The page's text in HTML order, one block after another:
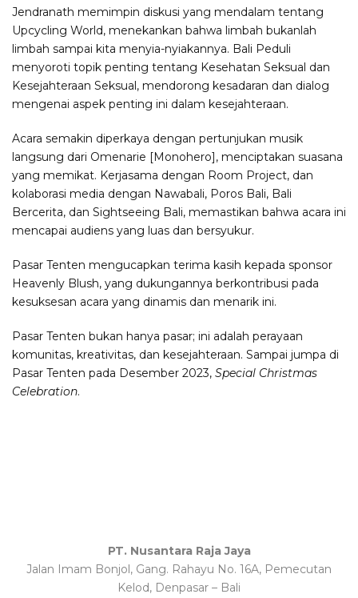
Jendranath memimpin diskusi yang mendalam tentang
Upcycling World, menekankan bahwa limbah bukanlah
limbah sampai kita menyia-nyiakannya. Bali Peduli
menyoroti topik penting tentang Kesehatan Seksual dan
Kesejahteraan Seksual, mendorong kesadaran dan dialog
mengenai aspek penting ini dalam kesejahteraan.
Acara semakin diperkaya dengan pertunjukan musik
langsung dari Omenarie [Monohero], menciptakan suasana
yang memikat. Kerjasama dengan Room Project, dan
kolaborasi media dengan Nawabali, Poros Bali, Bali
Bercerita, dan Sightseeing Bali, memastikan bahwa acara ini
mencapai audiens yang luas dan bersyukur.
Pasar Tenten mengucapkan terima kasih kepada sponsor
Heavenly Blush, yang dukungannya berkontribusi pada
kesuksesan acara yang dinamis dan menarik ini.
Pasar Tenten bukan hanya pasar; ini adalah perayaan
komunitas, kreativitas, dan kesejahteraan. Sampai jumpa di
Pasar Tenten pada Desember 2023, Special Christmas
Celebration.
PT. Nusantara Raja Jaya
Jalan Imam Bonjol, Gang. Rahayu No. 16A, Pemecutan
Kelod, Denpasar – Bali